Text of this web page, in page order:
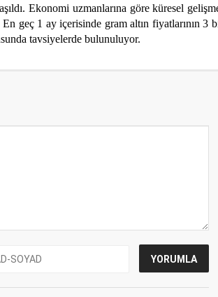
Ekonomi uzmanlarına göre küresel
geç 1 ay içerisinde gram altın fiyatlarının 3
tavsiyelerde bulunuluyor.